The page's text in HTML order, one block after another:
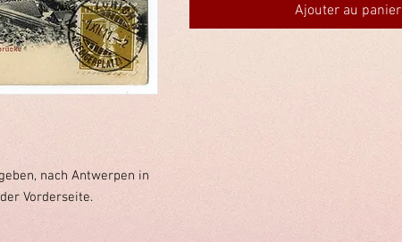
nach Antwerpen in
Vorderseite.
Ajouter au panier